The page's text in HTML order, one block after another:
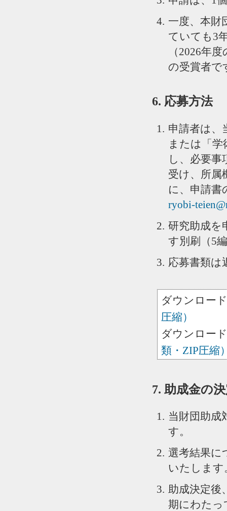
一度、本財
ていても3
（2026年
の受賞者で
6. 応募方法
申請者は、
または「
し、必要事
受け、所属
に、申請書
ryobi-
研究助成を
す別刷（5
応募書類は
ダウンロ
圧縮）
ダウンロ
類・ZIP圧縮
7. 助成金の
当財団助成
す。
選考結果に
いたします
助成決定後
期にわたっ